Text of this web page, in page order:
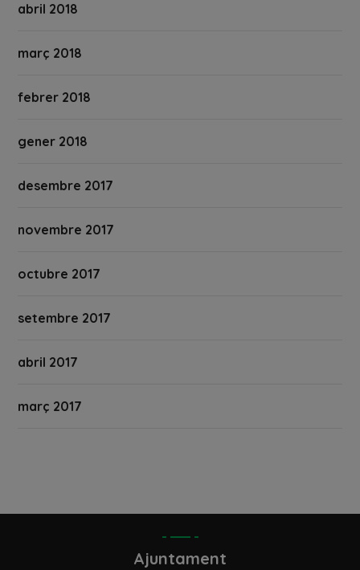
abril 2018
març 2018
febrer 2018
gener 2018
desembre 2017
novembre 2017
octubre 2017
setembre 2017
abril 2017
març 2017
Ajuntament